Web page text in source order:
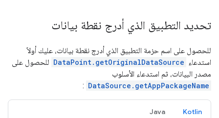
تحديد التطبيق الذي أدرج نقطة بيانات
للحصول على اسم حزمة التطبيق الذي أدرج نقطة بيانات، عليك أولاً
استدعاء DataPoint.getOriginalDataSource للحصول على
مصدر البيانات، ثم استدعاء الأسلوب
DataSource.getAppPackageName
:
Kotlin
Java